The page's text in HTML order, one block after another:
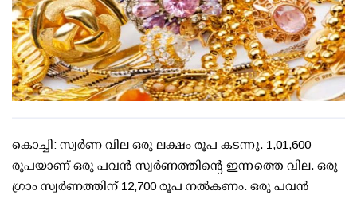
കൊച്ചി: സ്വര്‍ണ വില ഒരു ലക്ഷം രൂപ കടന്നു. 1,01,600
രൂപയാണ് ഒരു പവന്‍ സ്വര്‍ണത്തിന്റെ ഇന്നത്തെ വില. ഒരു
ഗ്രാം സ്വര്‍ണത്തിന് 12,700 രൂപ നല്‍കണം. ഒരു പവന്‍